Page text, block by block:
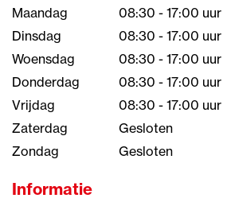
Maandag
08:30 - 17:00 uur
Dinsdag
08:30 - 17:00 uur
Woensdag
08:30 - 17:00 uur
Donderdag
08:30 - 17:00 uur
Vrijdag
08:30 - 17:00 uur
Zaterdag
Gesloten
Zondag
Gesloten
Informatie